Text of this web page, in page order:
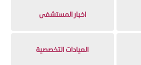
اخبار المستشفى
العيادات التخصصية